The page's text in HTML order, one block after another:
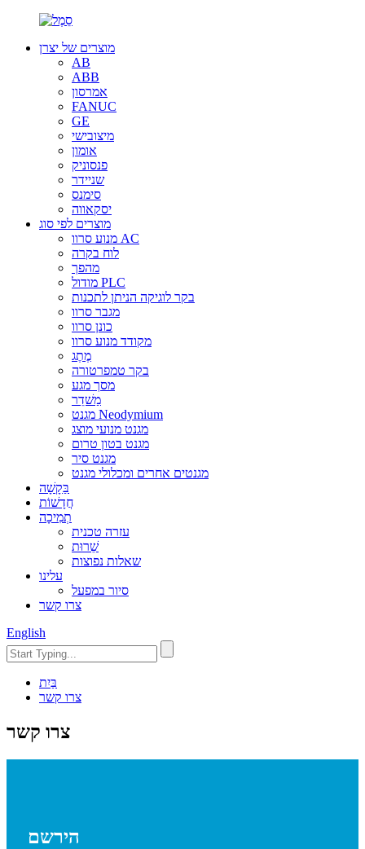
מוצרים של יצרן
AB
ABB
אמרסון
FANUC
GE
מיצובישי
אומון
פנסוניק
שניידר
סימנס
יסקאווה
מוצרים לפי סוג
מנוע סרוו AC
לוח בקרה
מהפך
מודול PLC
בקר לוגיקה הניתן לתכנות
מגבר סרוו
כונן סרוו
מקודד מנוע סרוו
מֶתֶג
בקר טמפרטורה
מסך מגע
מַשׁדֵר
מגנט Neodymium
מגנט מנועי מוצג
מגנט בטון טרום
מגנט סיר
מגנטים אחרים ומכלולי מגנט
בַּקָשָׁה
חֲדָשׁוֹת
תְמִיכָה
עזרה טכנית
שֵׁרוּת
שאלות נפוצות
עלינו
סיור במפעל
צרו קשר
English
בַּיִת
צרו קשר
צרו קשר
הירשם